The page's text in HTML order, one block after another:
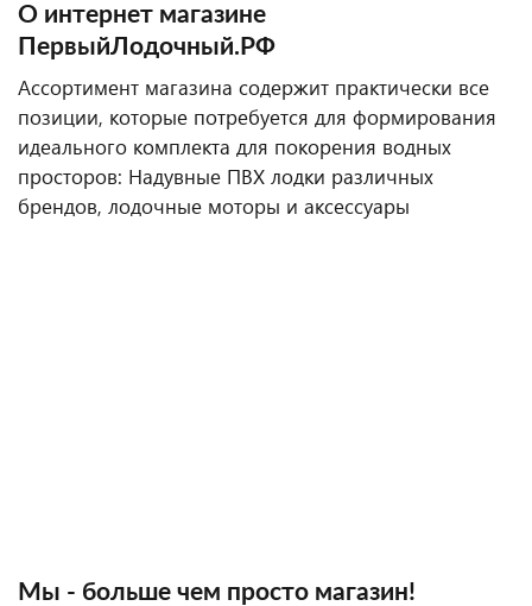
О интернет магазине
ПервыйЛодочный.РФ
Ассортимент магазина содержит практически все
позиции, которые потребуется для формирования
идеального комплекта для покорения водных
просторов: Надувные ПВХ лодки различных
брендов, лодочные моторы и аксессуары
Мы - больше чем просто магазин!